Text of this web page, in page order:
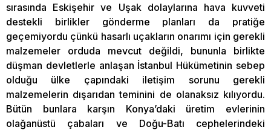
sırasında Eskişehir ve Uşak dolaylarına hava kuvveti
destekli birlikler gönderme planları da pratiğe
geçemiyordu çünkü hasarlı uçakların onarımı için gerekli
malzemeler orduda mevcut değildi, bununla birlikte
düşman devletlerle anlaşan İstanbul Hükümetinin sebep
olduğu ülke çapındaki iletişim sorunu gerekli
malzemelerin dışarıdan teminini de olanaksız kılıyordu.
Bütün bunlara karşın Konya’daki üretim evlerinin
olağanüstü çabaları ve Doğu-Batı cephelerindeki